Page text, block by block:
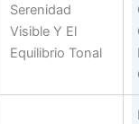
Serenidad
Visible Y El
Equilibrio Tonal